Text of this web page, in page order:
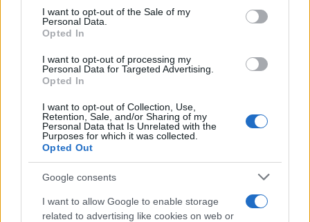
consent section.
I want to opt-out of the Sale of my
Personal Data.
Opted In
I want to opt-out of processing my
Personal Data for Targeted Advertising.
Opted In
I want to opt-out of Collection, Use,
Retention, Sale, and/or Sharing of my
Personal Data that Is Unrelated with the
Purposes for which it was collected.
Opted Out
Google consents
I want to allow Google to enable storage
related to advertising like cookies on web or